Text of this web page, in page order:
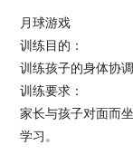
月球游戏
训练目的：
训练孩子的身体协
训练要求：
家长与孩子对面而
学习。